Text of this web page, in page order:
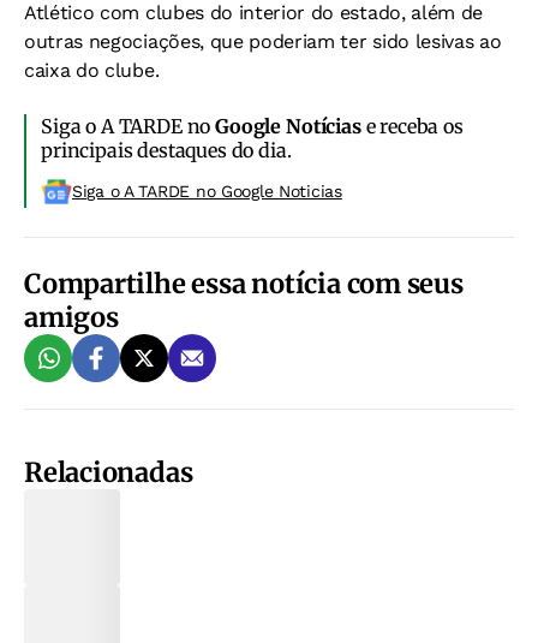
Atlético com clubes do interior do estado, além de
outras negociações, que poderiam ter sido lesivas ao
caixa do clube.
Siga o A TARDE noGoogle Notíciase receba os
principais destaques do dia.
Siga o A TARDE no Google Noticias
Compartilhe essa notícia com seus
amigos
Relacionadas